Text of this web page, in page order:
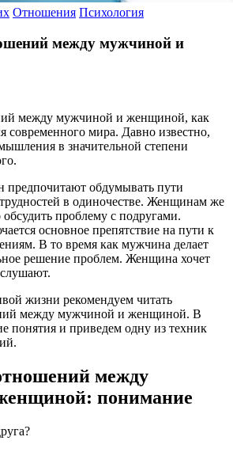
Отношения Психология
между мужчиной и
между мужчиной и женщиной, как
современного мира. Давно известно,
в значительной степени
обдумывать пути
в одиночестве. Женщинам же
проблему с подругами.
основное препятствие на пути к
В то время как мужчина делает
решение проблем. Женщина хочет
слушают.
жизни рекомендуем читать
между мужчиной и женщиной. В
понятия и приведем одну из техник
между
понимание